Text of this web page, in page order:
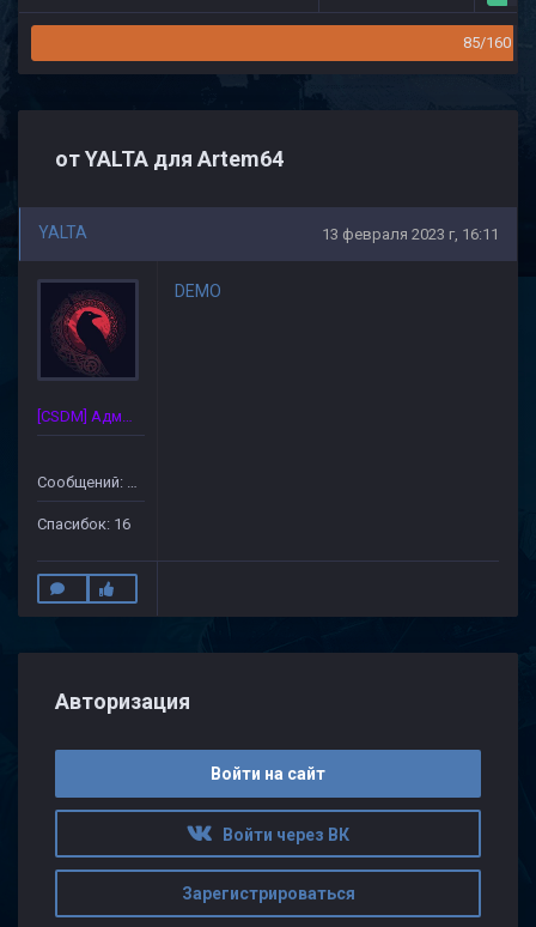
85/160
от YALTA для Artem64
YALTA 13 февраля 2023 г, 16:11
[CSDM] Администратор
Сообщений: 175
Спасибок: 16
DEMO
Авторизация
Войти на сайт
Войти через ВК
Зарегистрироваться